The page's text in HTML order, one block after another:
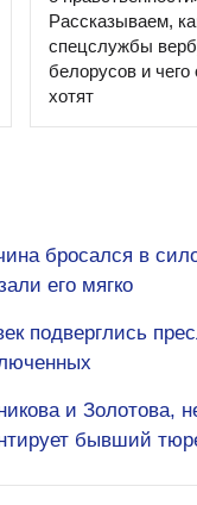
Рассказываем,
спецслужбы
белорусов и чего
хотят
бросался в
его мягко
подверглись
и Золотова,
бывший